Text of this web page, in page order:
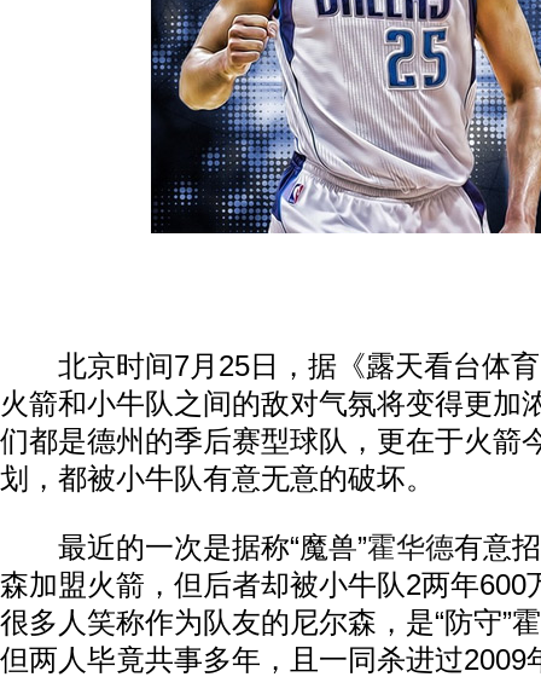
北京时间7月25日，据《露天看台体育
火箭和小牛队之间的敌对气氛将变得更加
们都是德州的季后赛型球队，更在于火箭
划，都被小牛队有意无意的破坏。
最近的一次是据称“魔兽”霍华德有意
森加盟火箭，但后者却被小牛队2两年600
很多人笑称作为队友的尼尔森，是“防守”
但两人毕竟共事多年，且一同杀进过2009